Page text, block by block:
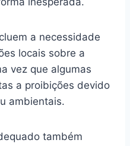
a necessidade
locais sobre a
vez que algumas
a proibições devido
ambientais.
também